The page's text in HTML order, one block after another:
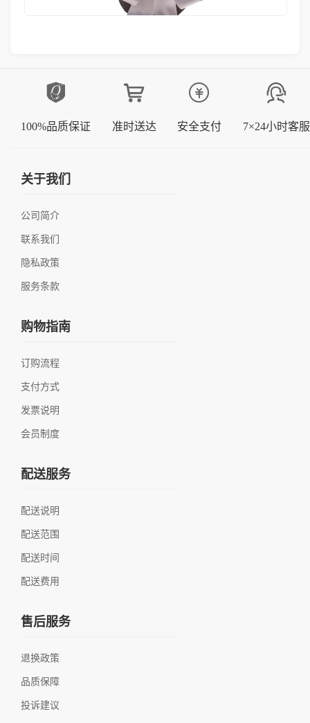
100%品质保证 准时送达 安全支付 7×24小时客服
关于我们
公司简介
联系我们
隐私政策
服务条款
购物指南
订购流程
支付方式
发票说明
会员制度
配送服务
配送说明
配送范围
配送时间
配送费用
售后服务
退换政策
品质保障
投诉建议